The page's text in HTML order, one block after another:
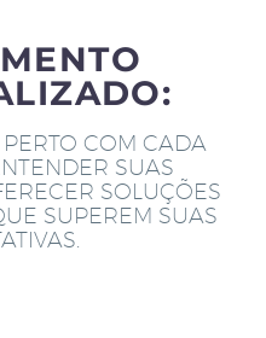
COM CADA
SUAS
SOLUÇÕES
SUPEREM SUAS